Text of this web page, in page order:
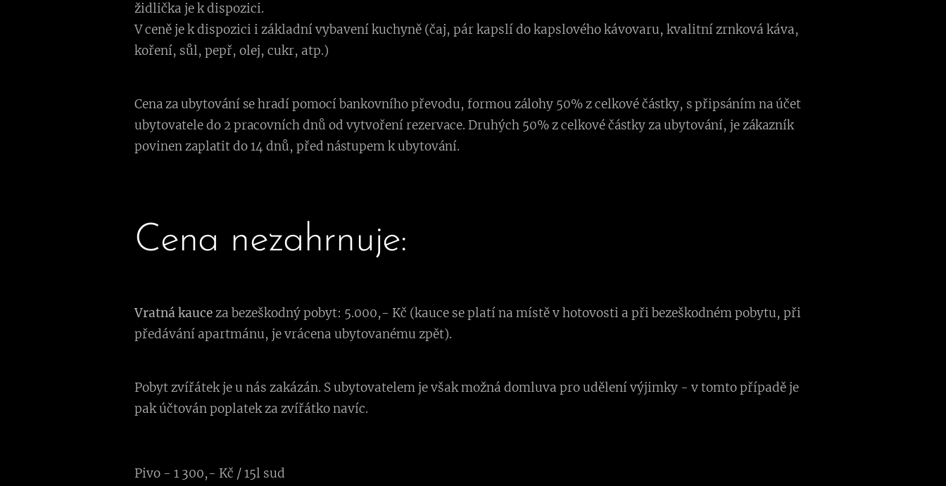
židlička je k dispozici.
V ceně je k dispozici i základní vybavení kuchyně (čaj, pár kapslí do kapslového kávovaru, kvalitní zrnková káva,
koření, sůl, pepř, olej, cukr, atp.)
Cena za ubytování se hradí pomocí bankovního převodu, formou zálohy 50% z celkové částky, s připsáním na účet
ubytovatele do 2 pracovních dnů od vytvoření rezervace. Druhých 50% z celkové částky za ubytování, je zákazník
povinen zaplatit do 14 dnů, před nástupem k ubytování.
Cena nezahrnuje:
Vratná kauceza bezeškodný pobyt: 5.000,- Kč (kauce se platí na místě v hotovosti a při bezeškodném pobytu, při
předávání apartmánu, je vrácena ubytovanému zpět).
Pobyt zvířátek je u nás zakázán. S ubytovatelem je však možná domluva pro udělení výjimky - v tomto případě je
pak účtován poplatek za zvířátko navíc.
Pivo - 1 300,- Kč / 15l sud